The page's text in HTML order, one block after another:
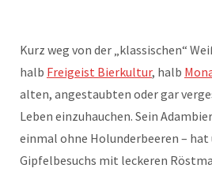
Kurz weg von der „klassischen“
halb Freigeist Bierkultur, halb
alten, angestaubten oder gar
Leben einzuhauchen. Sein
einmal ohne Holunderbeeren – hat
Gipfelbesuchs mit leckeren